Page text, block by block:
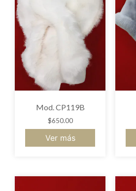
Mod. CP119B
$650.00
Ver más